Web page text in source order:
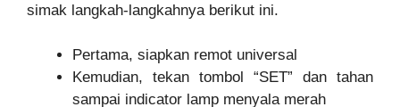
simak langkah-langkahnya berikut ini.
Pertama, siapkan remot universal
Kemudian, tekan tombol “SET” dan tahan
sampai indicator lamp menyala merah